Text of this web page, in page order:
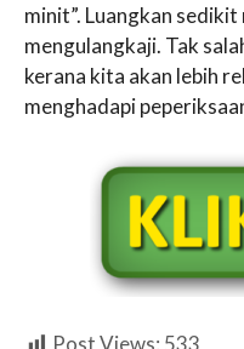
minit”. Luangkan sedikit
mengulangkaji. Tak
kerana kita akan lebih
menghadapi
Post Views: 533